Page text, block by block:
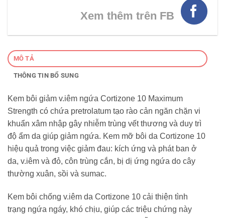
Xem thêm trên FB
MÔ TẢ
THÔNG TIN BỔ SUNG
Kem bôi giảm v.iêm ngứa Cortizone 10 Maximum
Strength có chứa pretrolatum tạo rào cản ngăn chặn vi
khuẩn xâm nhập gây nhiễm trùng vết thương và duy trì
độ ẩm da giúp giảm ngứa. Kem mỡ bôi da Cortizone 10
hiệu quả trong việc giảm đau: kích ứng và phát ban ở
da, v.iêm và đỏ, côn trùng cắn, bị dị ứng ngứa do cây
thường xuân, sồi và sumac.
Kem bôi chống v.iêm da Cortizone 10 cải thiện tình
trạng ngứa ngáy, khó chịu, giúp các triệu chứng này